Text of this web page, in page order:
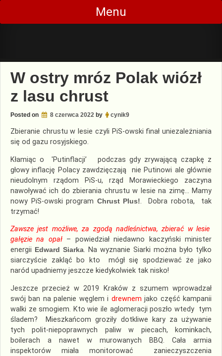
Skip
content
Menu
W ostry mróz Polak wiózł
z lasu chrust
Posted on 8 czerwca 2022 by cynik9
Zbieranie chrustu w lesie czyli PiS-owski finał uniezależniania
się od gazu rosyjskiego.
Kłamiąc o 'Putinflacji’ podczas gdy zrywającą czapkę z
głowy inflację Polacy zawdzięczają nie Putinowi ale głównie
nieudolnym rządom PiS-u, rząd Morawieckiego zaczyna
nawoływać ich do zbierania chrustu w lesie na zimę… Mamy
nowy PiS-owski program Chrust Plus!. Dobra robota, tak
trzymać!
Zawsze jest możliwe, za zgodą nadleśnictwa, zbierać w lesie
gałęzie na opał – powiedział niedawno kaczyński minister
energii Edward Siarka. Na wyznanie Siarki można było tylko
siarczyście zakląć bo kto mógł się spodziewać że jako
naród upadniemy jeszcze kiedykolwiek tak nisko!
Jeszcze przecież w 2019 Kraków z szumem wprowadzał
swój ban na palenie węglem i drewnem jako część kampanii
walki ze smogiem. Kto wie ile aglomeracji poszło wtedy tym
śladem? Mieszkańcom groziły dotkliwe kary za używanie
tych polit-niepoprawnych paliw w piecach, kominkach,
boilerach a nawet w murowanych BBQ. Cała armia
inspektorów miała monitorować zanieczyszczenia